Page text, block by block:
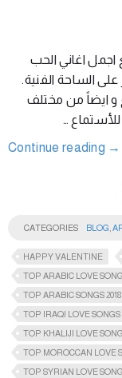
اغاني الحب
الساحة الفنية.
و ايضاً من مختلف
…
Continue reading →
CATEGORIES BLOG
HAPPY VALENTINE
TOP ARABIC LOVE
TOP ARABIC SONGS 2018
TOP IRAQI LOVE SONGS
TOP KHALIJI LOVE
TOP MOROCCAN LOVE
TOP SYRIAN LOVE